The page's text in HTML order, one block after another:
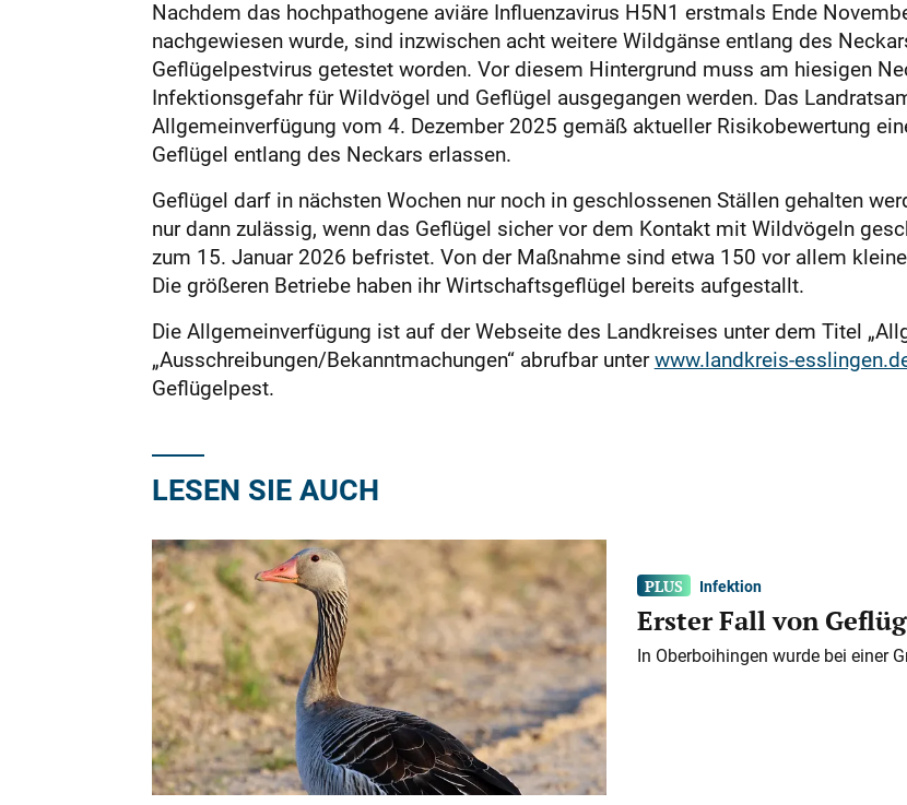
Nachdem das hochpathogene aviäre Influenzavirus H5N1 erstmals Ende
nachgewiesen wurde, sind inzwischen acht weitere Wildgänse entlang des
Geflügelpestvirus getestet worden. Vor diesem Hintergrund muss am hiesigen
Infektionsgefahr für Wildvögel und Geflügel ausgegangen werden. Das
Allgemeinverfügung vom 4. Dezember 2025 gemäß aktueller Risikobewertung
Geflügel entlang des Neckars erlassen.
Geflügel darf in nächsten Wochen nur noch in geschlossenen Ställen gehalten
nur dann zulässig, wenn das Geflügel sicher vor dem Kontakt mit Wildvögeln
zum 15. Januar 2026 befristet. Von der Maßnahme sind etwa 150 vor allem
Die größeren Betriebe haben ihr Wirtschaftsgeflügel bereits aufgestallt.
Die Allgemeinverfügung ist auf der Webseite des Landkreises unter dem Titel
„Ausschreibungen/Bekanntmachungen“ abrufbar unterwww.landkreis-
Geflügelpest.
LESEN SIE AUCH
Infektion
Erster Fall von
In Oberboihingen wurde bei einer